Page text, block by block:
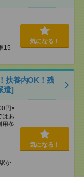
15
気になる！
扶養内OK！残
遣]
円×
はあ
用条
か
気になる！